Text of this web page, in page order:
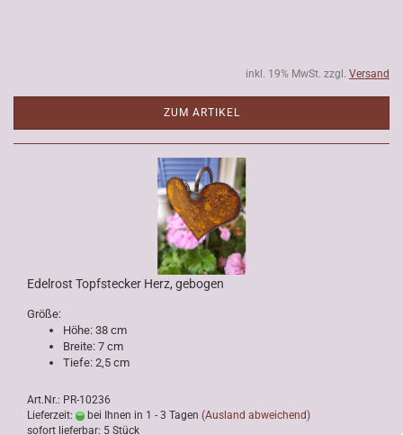
inkl. 19% MwSt. zzgl. Versand
ZUM ARTIKEL
Edelrost Topfstecker Herz, gebogen
Größe:
Höhe: 38 cm
Breite: 7 cm
Tiefe: 2,5 cm
Art.Nr.: PR-10236
Lieferzeit:
bei Ihnen in 1 - 3 Tagen (Ausland abweichend)
sofort lieferbar: 5 Stück